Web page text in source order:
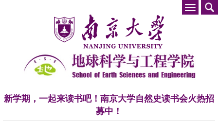
新学期，一起来读书吧！南京大学自然史读书会火热招
募中！